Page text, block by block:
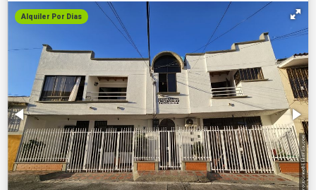
Alquiler Por Dias